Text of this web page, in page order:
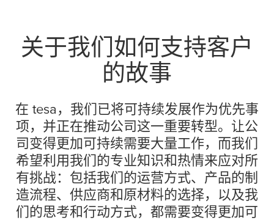
关于我们如何支持客户
的故事
在 tesa ，我们已将可持续发展作为优先事
项，并正在推动公司这一重要转型。让公
司变得更加可持续需要大量工作，而我们
希望利用我们的专业知识和热情来应对所
有挑战：包括我们的运营方式、产品的制
造流程、供应商和原材料的选择，以及我
们的思考和行动方式，都需要变得更加可